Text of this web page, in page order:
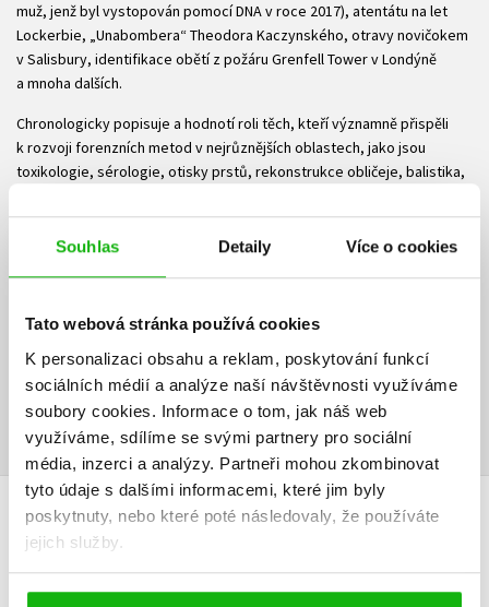
Souhlas Detaily Více o cookies
Tato webová stránka používá cookies
K personalizaci obsahu a reklam, poskytování funkcí
sociálních médií a analýze naší návštěvnosti využíváme
soubory cookies. Informace o tom, jak náš web
využíváme, sdílíme se svými partnery pro sociální
média, inzerci a analýzy. Partneři mohou zkombinovat
tyto údaje s dalšími informacemi, které jim byly
poskytnuty, nebo které poté následovaly, že používáte
jejich služby.
muž, jenž byl vystopován pomocí DNA v roce 2017), atentátu na let
Lockerbie, „Unabombera“ Theodora Kaczynského, otravy novičokem
v Salisbury, identifikace obětí z požáru Grenfell Tower v Londýně
a mnoha dalších.
Chronologicky popisuje a hodnotí roli těch, kteří významně přispěli
k rozvoji forenzních metod v nejrůznějších oblastech, jako jsou
toxikologie, sérologie, otisky prstů, rekonstrukce obličeje, balistika,
Obsahuje na 200 fotografií, z nichž mnohé nabízejí vzácný a současně
fascinující pohled do policejních spisů a moderních forenzních
technik.
Ukázka.pdf
HODNOCENÍ ČTENÁŘŮ